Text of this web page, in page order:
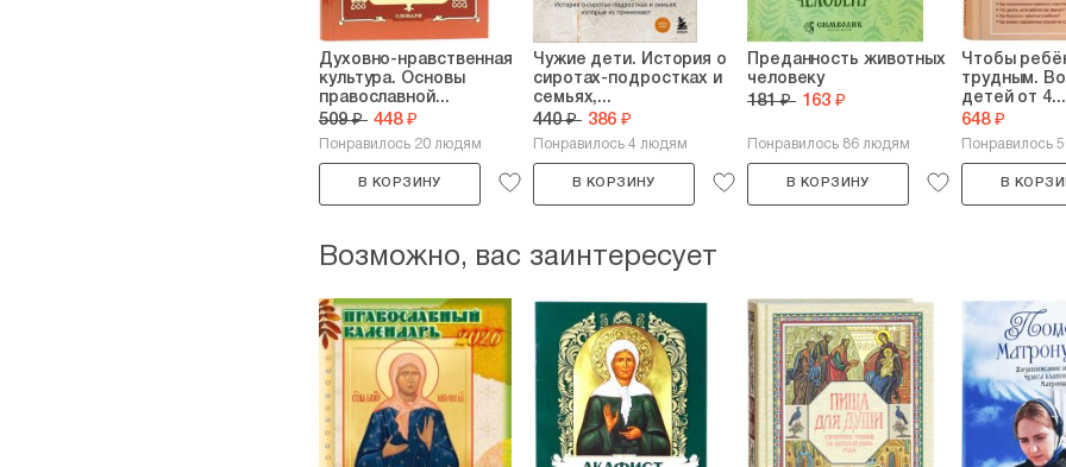
Духовно-нравственная
культура. Основы
православной...
509 ₽ 448 ₽
Понравилось 20 людям
В КОРЗИНУ
Чужие дети. История о
сиротах-подростках и
семьях,...
440 ₽ 386 ₽
Понравилось 4 людям
В КОРЗИНУ
Преданность животных
человеку
181 ₽ 163 ₽
Понравилось 86 людям
В КОРЗИНУ
Чтобы
трудным.
детей от 4...
648 ₽
Понравилось
В
Возможно, вас заинтересует